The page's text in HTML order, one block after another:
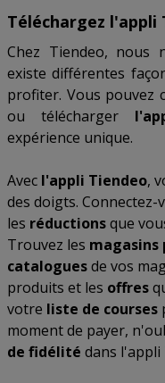
Téléchargez l'appli
Chez Tiendeo, nous
existe différentes
profiter. Vous pouvez
ou télécharger
expérience unique.
Avec l'appli Tiendeo,
des doigts.
les réductionsque
Trouvez les magasins
cataloguesde vos
produits et les offres
votre liste de courses
moment de payer,
de fidélité dans l'appli